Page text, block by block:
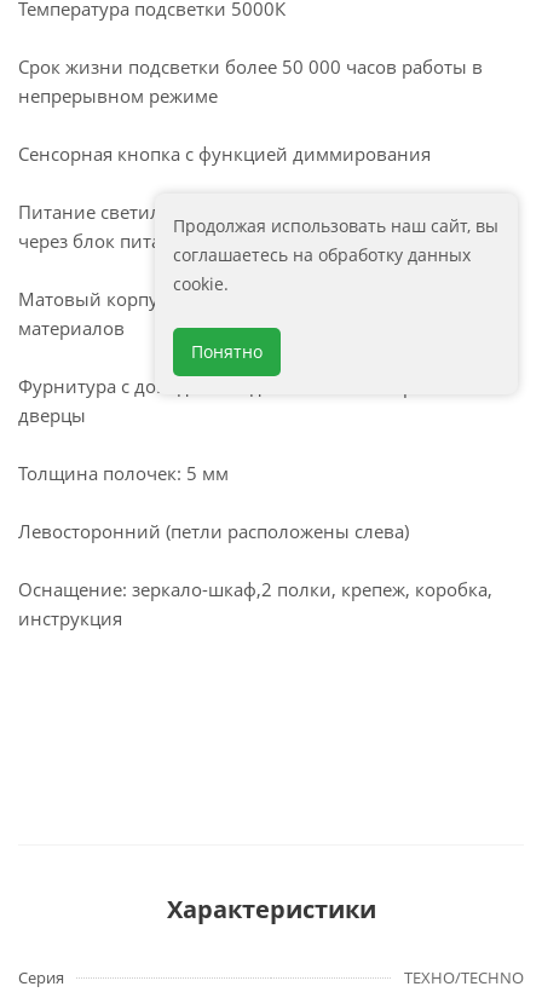
Температура подсветки 5000К
Срок жизни подсветки более 50 000 часов работы в
непрерывном режиме
Сенсорная кнопка с функцией диммирования
Питание светильника осуществляется от сети 220В
через блок питания постоянного напряжения
Матовый корпус изготовлен из влагостойких
материалов
Фурнитура с доводчиком для плавного закрывания
дверцы
Толщина полочек: 5 мм
Левосторонний (петли расположены слева)
Оснащение: зеркало-шкаф,2 полки, крепеж, коробка,
инструкция
Характеристики
Серия
ТЕХНО/TECHNO
Продолжая использовать наш сайт, вы
соглашаетесь на обработку данных
cookie.
Понятно